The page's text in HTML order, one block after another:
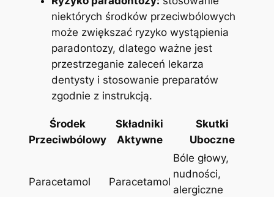
niektórych środków przeciwbólowych
może zwiększać ryzyko wystąpienia
paradontozy, dlatego ważne jest
przestrzeganie zaleceń lekarza
dentysty i stosowanie preparatów
zgodnie z instrukcją.
Środek
⁢Przeciwbólowy
Składniki
Aktywne
Skutki
Uboczne
Paracetamol Paracetamol
Bóle głowy,
nudności,
alergiczne